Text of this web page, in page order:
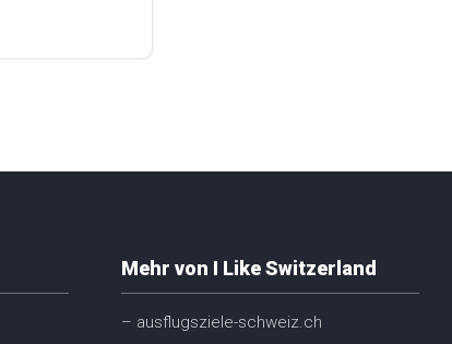
Mehr von I Like Switzerland
– ausflugsziele-schweiz.ch